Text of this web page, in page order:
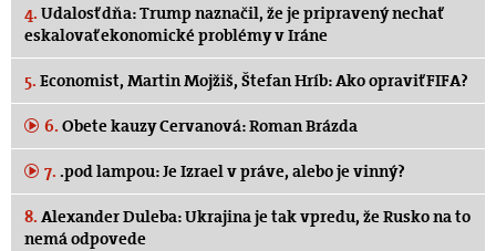
4. Udalosť dňa: Trump naznačil, že je pripravený nechať
eskalovať ekonomické problémy v Iráne
5. Economist, Martin Mojžiš, Štefan Hríb: Ako opraviť FIFA?
6. Obete kauzy Cervanová: Roman Brázda
7. .pod lampou: Je Izrael v práve, alebo je vinný?
8. Alexander Duleba: Ukrajina je tak vpredu, že Rusko na to
nemá odpovede